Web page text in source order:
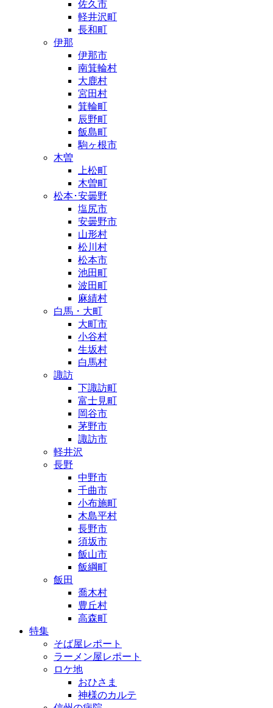
佐久市
軽井沢町
長和町
伊那
伊那市
南箕輪村
大鹿村
宮田村
箕輪町
辰野町
飯島町
駒ヶ根市
木曽
上松町
木曽町
松本･安曇野
塩尻市
安曇野市
山形村
松川村
松本市
池田町
波田町
麻績村
白馬・大町
大町市
小谷村
生坂村
白馬村
諏訪
下諏訪町
富士見町
岡谷市
茅野市
諏訪市
軽井沢
長野
中野市
千曲市
小布施町
木島平村
長野市
須坂市
飯山市
飯綱町
飯田
喬木村
豊丘村
高森町
特集
そば屋レポート
ラーメン屋レポート
ロケ地
おひさま
神様のカルテ